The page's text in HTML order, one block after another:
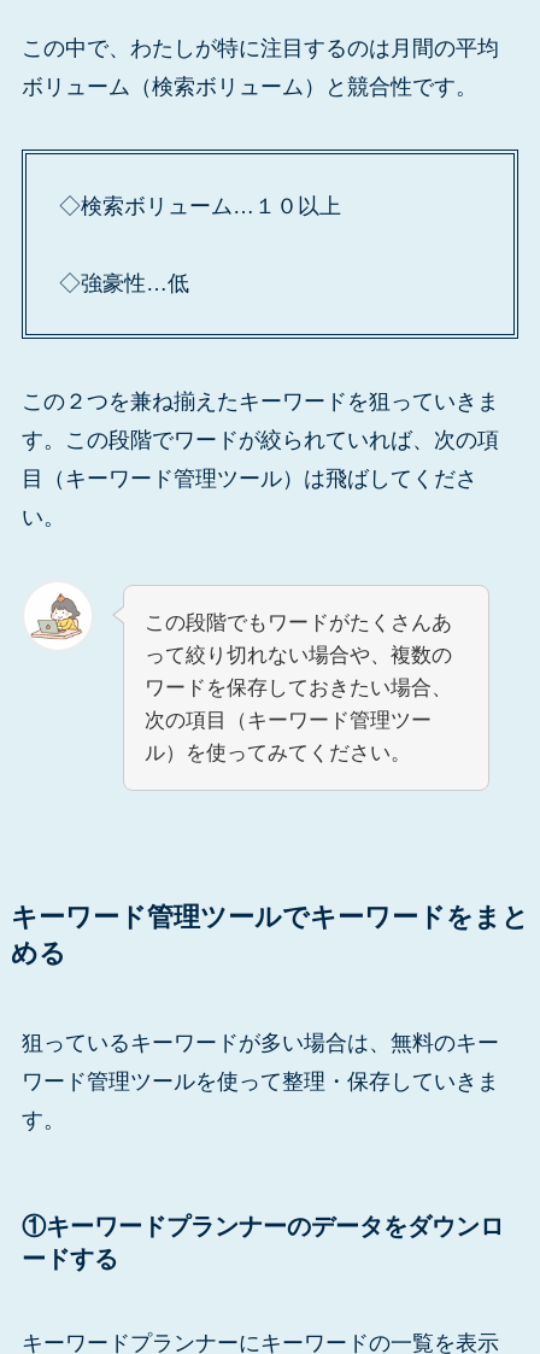
この中で、わたしが特に注目するのは月間の平均
ボリューム（検索ボリューム）と競合性です。
◇検索ボリューム…１０以上
◇強豪性…低
この２つを兼ね揃えたキーワードを狙っていきま
す。この段階でワードが絞られていれば、次の項
目（キーワード管理ツール）は飛ばしてくださ
い。
この段階でもワードがたくさんあ
って絞り切れない場合や、複数の
ワードを保存しておきたい場合、
次の項目（キーワード管理ツー
ル）を使ってみてください。
キーワード管理ツールでキーワードをまと
める
狙っているキーワードが多い場合は、無料のキー
ワード管理ツールを使って整理・保存していきま
す。
①キーワードプランナーのデータをダウンロ
ードする
キーワードプランナーにキーワードの一覧を表示